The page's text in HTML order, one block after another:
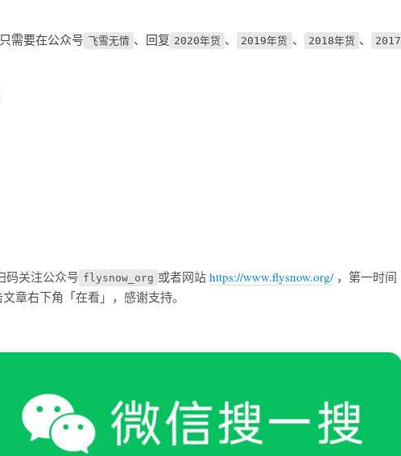
需要在公众号 飞雪无情 、回复 2020年货 、 2019年货 、 2018年货 、
2017
码关注公众号 flysnow_org 或者网站https://www.flysnow.org/，第一时间
章右下角「在看」，感谢支持。